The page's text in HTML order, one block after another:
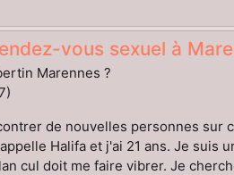
vous sexuel à
Marennes ?
de nouvelles personnes sur
Halifa et j'ai 21 ans. Je suis
cul doit me faire vibrer. Je